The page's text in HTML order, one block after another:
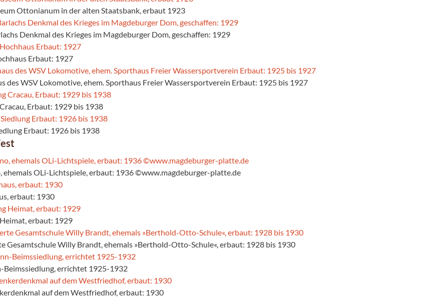
Ottonianum in der alten Staatsbank, erbaut 1923
Denkmal des Krieges im Magdeburger Dom, geschaffen: 1929
Erbaut: 1927
des WSV Lokomotive, ehem. Sporthaus Freier Wassersportverein Erbaut: 1925 bis 1927
Erbaut: 1929 bis 1938
Erbaut: 1926 bis 1938
ehemals OLi-Lichtspiele, erbaut: 1936 ©www.magdeburger-platte.de
erbaut: 1930
erbaut: 1929
Gesamtschule Willy Brandt, ehemals »Berthold-Otto-Schule«, erbaut: 1928 bis 1930
Beimssiedlung, errichtet 1925-1932
auf dem Westfriedhof, erbaut: 1930